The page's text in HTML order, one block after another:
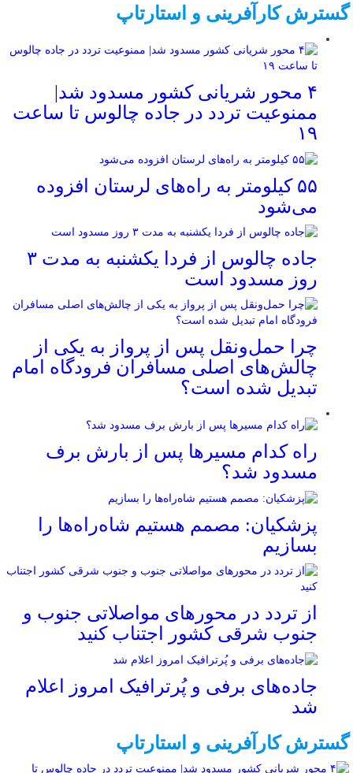
گسترش کارآفرینی و استارتاپ
۴ محور شریانی کشور مسدود شد|
ممنوعیت تردد در جاده چالوس تا ساعت
۱۹
۵۵ کیلومتر به راه‌های لرستان افزوده
می‌شود
جاده چالوس از فردا یکشنبه به مدت ۳
روز مسدود است
چرا حمل‌ونقل پس از پرواز به یکی از
چالش‌های اصلی مسافران فرودگاه امام
تبدیل شده است؟
راه کدام مسیرها پس از بارش برف
مسدود شد؟
پزشکیان: مصمم هستیم شاه‌راه‌ها را
بسازیم
از تردد در محورهای مواصلاتی جنوب و
جنوب شرقی کشور اجتناب کنید
جاده‌های برفی و پُرترافیک امروز اعلام
شد
گسترش کارآفرینی و استارتاپ